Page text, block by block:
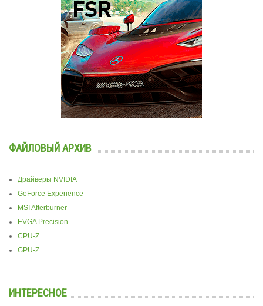
ФАЙЛОВЫЙ АРХИВ
Драйверы NVIDIA
GeForce Experience
MSI Afterburner
EVGA Precision
CPU-Z
GPU-Z
ИНТЕРЕСНОЕ